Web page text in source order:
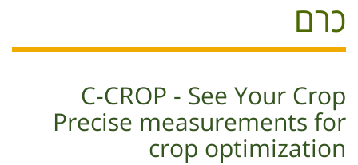
כרם
C-CROP - See Your Crop
Precise measurements for
crop optimization